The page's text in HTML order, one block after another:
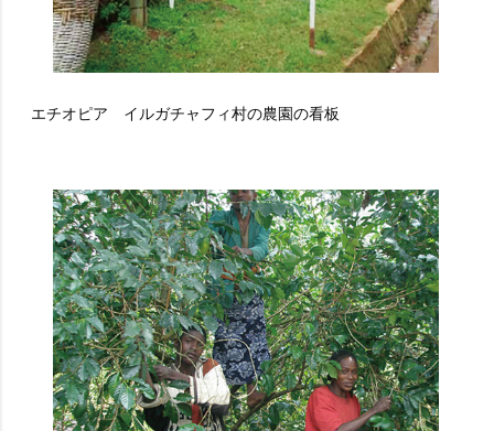
エチオピア イルガチャフィ村の農園の看板